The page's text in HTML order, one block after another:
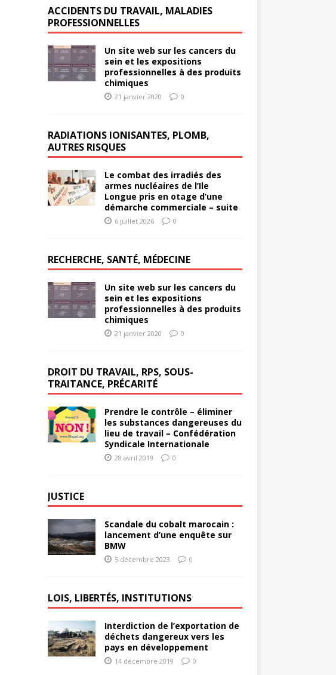
ACCIDENTS DU TRAVAIL, MALADIES
PROFESSIONNELLES
Un site web sur les cancers du
sein et les expositions
professionnelles à des produits
chimiques
21 janvier 2020 0
RADIATIONS IONISANTES, PLOMB,
AUTRES RISQUES
Le combat des irradiés des
armes nucléaires de l’Ile
Longue pris en otage d’une
démarche commerciale – suite
6 juillet 2026 0
RECHERCHE, SANTÉ, MÉDECINE
Un site web sur les cancers du
sein et les expositions
professionnelles à des produits
chimiques
21 janvier 2020 0
DROIT DU TRAVAIL, RPS, SOUS-
TRAITANCE, PRÉCARITÉ
Prendre le contrôle – éliminer
les substances dangereuses du
lieu de travail – Confédération
Syndicale Internationale
28 avril 2019 0
JUSTICE
Scandale du cobalt marocain :
lancement d’une enquête sur
BMW
5 décembre 2023 0
LOIS, LIBERTÉS, INSTITUTIONS
Interdiction de l’exportation de
déchets dangereux vers les
pays en développement
14 décembre 2019 0